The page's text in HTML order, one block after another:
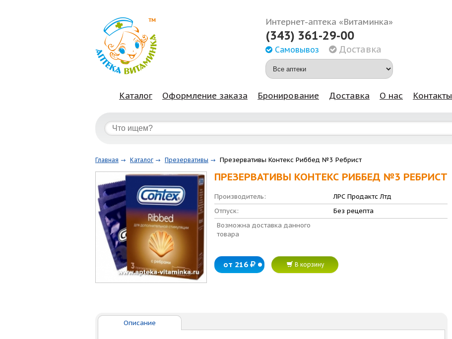
Интернет-аптека «Витаминка»
(343) 361-29-00
Самовывоз Доставка
Каталог Оформление заказа Бронирование Доставка О нас Контакты
Главная Каталог Презервативы Презервативы Контекс Риббед №3 Ребрист
ПРЕЗЕРВАТИВЫ КОНТЕКС РИББЕД №3 РЕБРИСТ
Производитель:
ЛРС Продактс Лтд
Отпуск:
Без рецепта
Возможна доставка данного
товара
от 216 В корзину
Описание